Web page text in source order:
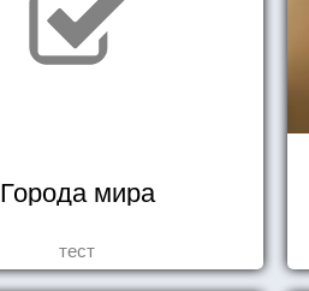
Города мира
тест